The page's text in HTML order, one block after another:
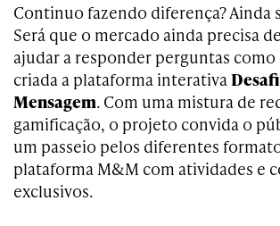
Continuo fazendo diferença? Ainda
Será que o mercado ainda precisa
ajudar a responder perguntas como
criada a plataforma interativa
Mensagem. Com uma mistura de
gamificação, o projeto convida o
um passeio pelos diferentes
plataforma M&M com atividades e
exclusivos.